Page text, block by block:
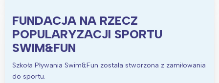
FUNDACJA NA RZECZ
POPULARYZACJI SPORTU
SWIM&FUN
Szkoła Pływania Swim&Fun została stworzona z zamiłowania
do sportu.